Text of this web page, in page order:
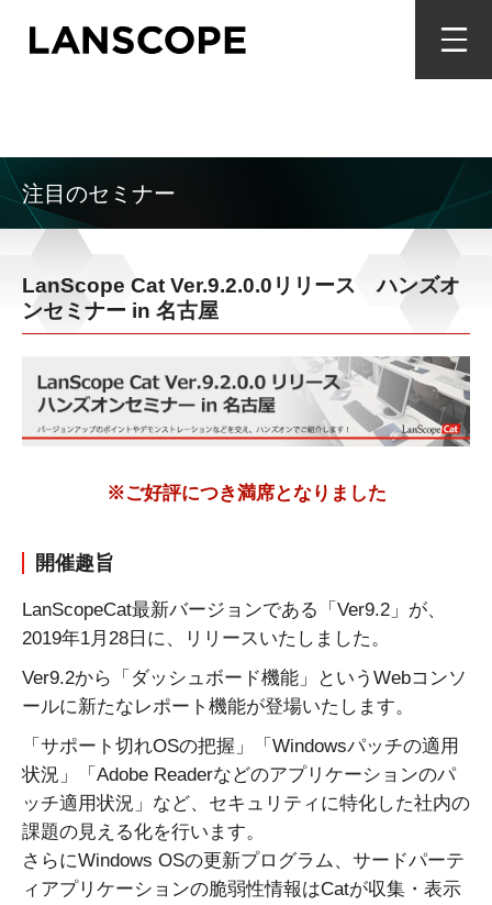
注目のセミナー
LanScope Cat Ver.9.2.0.0リリース ハンズオ
ンセミナー in 名古屋
※ご好評につき満席となりました
開催趣旨
LanScopeCat最新バージョンである「Ver9.2」が、
2019年1月28日に、リリースいたしました。
Ver9.2から「ダッシュボード機能」というWebコンソ
ールに新たなレポート機能が登場いたします。
「サポート切れOSの把握」「Windowsパッチの適用
状況」「Adobe Readerなどのアプリケーションのパ
ッチ適用状況」など、セキュリティに特化した社内の
課題の見える化を行います。
さらにWindows OSの更新プログラム、サードパーテ
ィアプリケーションの脆弱性情報はCatが収集・表示